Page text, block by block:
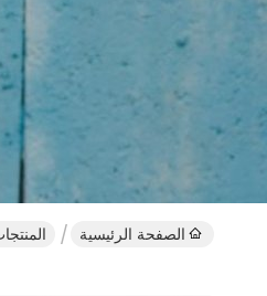
الصفحة الرئيسية